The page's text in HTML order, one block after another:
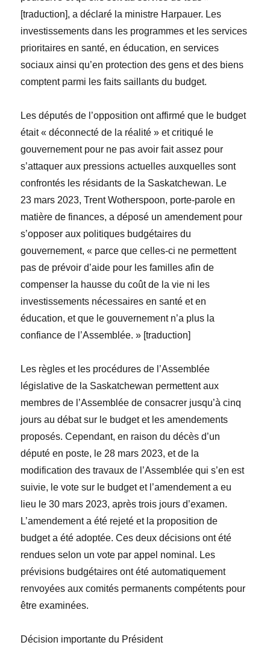
[traduction], a déclaré la ministre Harpauer. Les
investissements dans les programmes et les services
prioritaires en santé, en éducation, en services
sociaux ainsi qu’en protection des gens et des biens
comptent parmi les faits saillants du budget.
Les députés de l’opposition ont affirmé que le budget
était « déconnecté de la réalité » et critiqué le
gouvernement pour ne pas avoir fait assez pour
s’attaquer aux pressions actuelles auxquelles sont
confrontés les résidants de la Saskatchewan. Le
23 mars 2023,Trent Wotherspoon, porte-parole en
matière de finances, a déposé un amendement pour
s’opposer aux politiques budgétaires du
gouvernement, « parce que celles-ci ne permettent
pas de prévoir d’aide pour les familles afin de
compenser la hausse du coût de la vie ni les
investissements nécessaires en santé et en
éducation, et que le gouvernement n’a plus la
confiance de l’Assemblée. » [traduction]
Les règles et les procédures de l’Assemblée
législative de la Saskatchewan permettent aux
membres de l’Assemblée de consacrer jusqu’à cinq
jours au débat sur le budget et les amendements
proposés. Cependant, en raison du décès d’un
député en poste, le 28 mars 2023, et de la
modification des travaux de l’Assemblée qui s’en est
suivie, le vote sur le budget et l’amendement a eu
lieu le 30 mars 2023, après trois jours d’examen.
L’amendement a été rejeté et la proposition de
budget a été adoptée. Ces deux décisions ont été
rendues selon un vote par appel nominal. Les
prévisions budgétaires ont été automatiquement
renvoyées aux comités permanents compétents pour
être examinées.
Décision importante du Président